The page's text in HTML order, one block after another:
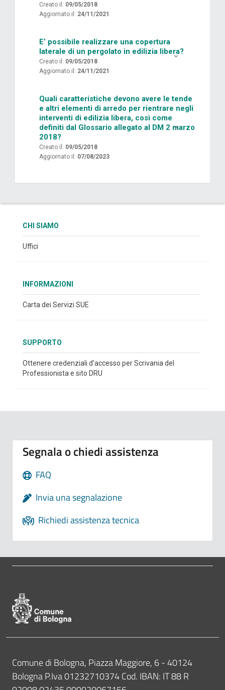
Creato il: 09/05/2018
Aggiornato il: 24/11/2021
E’ possibile realizzare una copertura
laterale di un pergolato in edilizia libera?
Creato il: 09/05/2018
Aggiornato il: 24/11/2021
Quali caratteristiche devono avere le tende
e altri elementi di arredo per rientrare negli
interventi di edilizia libera, così come
definiti dal Glossario allegato al DM 2 marzo
2018?
Creato il: 09/05/2018
Aggiornato il: 07/08/2023
CHI SIAMO
Uffici
INFORMAZIONI
Carta dei Servizi SUE
SUPPORTO
Ottenere credenziali d'accesso per Scrivania del
Professionista e sito DRU
Segnala o chiedi assistenza
FAQ
Invia una segnalazione
Richiedi assistenza tecnica
Contatti
Comune di Bologna, Piazza Maggiore, 6 - 40124
Bologna P.Iva 01232710374 Cod. IBAN: IT 88 R